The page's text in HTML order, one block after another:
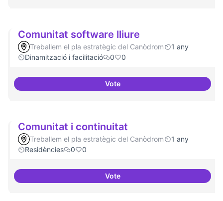
Comunitat software lliure
Treballem el pla estratègic del Canòdrom
1 any
Dinamització i facilitació
0 0
VoteComunitat software lliure
Comunitat i continuitat
Treballem el pla estratègic del Canòdrom
1 any
Residències
0 0
VoteComunitat i continuitat